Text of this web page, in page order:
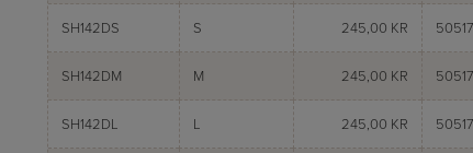
SH142DS S 245,00 KR
SH142DM M 245,00 KR
SH142DL L 245,00 KR